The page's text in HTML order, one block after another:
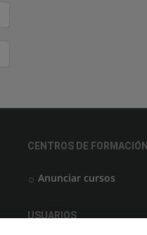
CENTROS DE FORMACIÓN
Anunciar cursos
USUARIOS